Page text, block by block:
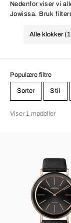
Nedenfor viser vi
Jowissa. Bruk
Alle klokker
Populære filtre
Sorter Stil
Viser 1 modeller